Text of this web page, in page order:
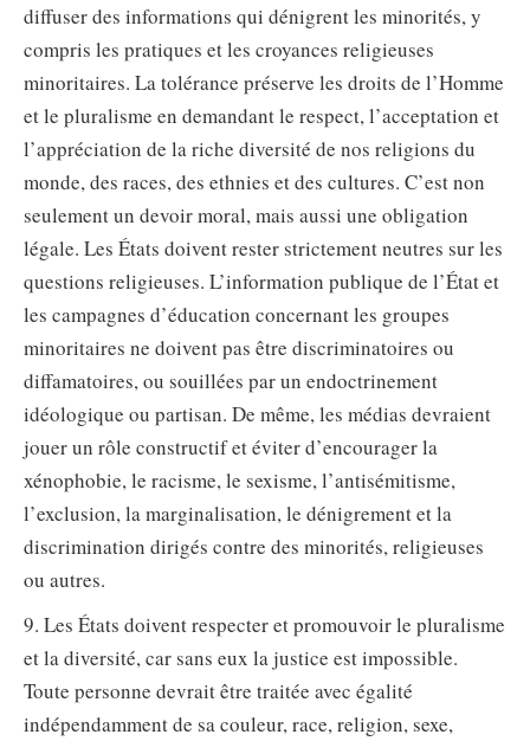
diffuser des informations qui dénigrent les minorités, y
compris les pratiques et les croyances religieuses
minoritaires. La tolérance préserve les droits de l’Homme
et le pluralisme en demandant le respect, l’acceptation et
l’appréciation de la riche diversité de nos religions du
monde, des races, des ethnies et des cultures. C’est non
seulement un devoir moral, mais aussi une obligation
légale. Les États doivent rester strictement neutres sur les
questions religieuses. L’information publique de l’État et
les campagnes d’éducation concernant les groupes
minoritaires ne doivent pas être discriminatoires ou
diffamatoires, ou souillées par un endoctrinement
idéologique ou partisan. De même, les médias devraient
jouer un rôle constructif et éviter d’encourager la
xénophobie, le racisme, le sexisme, l’antisémitisme,
l’exclusion, la marginalisation, le dénigrement et la
discrimination dirigés contre des minorités, religieuses
ou autres.
9. Les États doivent respecter et promouvoir le pluralisme
et la diversité, car sans eux la justice est impossible.
Toute personne devrait être traitée avec égalité
indépendamment de sa couleur, race, religion, sexe,